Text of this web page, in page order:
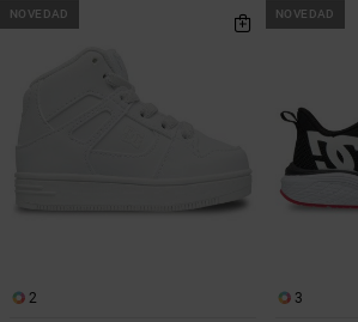
NOVEDAD
2
NOVEDAD
3